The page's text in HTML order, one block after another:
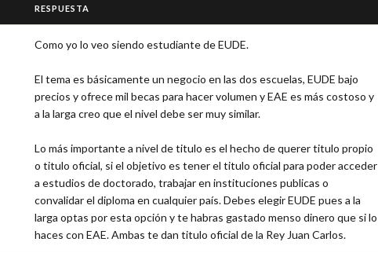
RESPUESTA
Como yo lo veo siendo estudiante de EUDE.
El tema es básicamente un negocio en las dos escuelas, EUDE bajo
precios y ofrece mil becas para hacer volumen y EAE es más costoso y
a la larga creo que el nivel debe ser muy similar.
Lo más importante a nivel de titulo es el hecho de querer titulo propio
o titulo oficial, si el objetivo es tener el titulo oficial para poder acceder
a estudios de doctorado, trabajar en instituciones publicas o
convalidar el diploma en cualquier país. Debes elegir EUDE pues a la
larga optas por esta opción y te habras gastado menso dinero que si lo
haces con EAE. Ambas te dan titulo oficial de la Rey Juan Carlos.